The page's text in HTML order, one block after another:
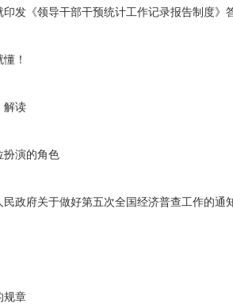
印发《领导干部干预统计工作记录报告制度》
！
解读
扮演的角色
政府关于做好第五次全国经济普查工作的通
规章